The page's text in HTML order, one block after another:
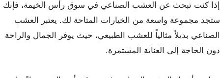
إذا كنت تبحث عن العشب الصناعي في سوق رأس الخيمة، فإنك
ستجد مجموعة واسعة من الخيارات المتاحة لك. يعتبر العشب
الصناعي بديلاً مثالياً للعشب الطبيعي، حيث يوفر الجمال والراحة
دون الحاجة إلى العناية المستمرة.